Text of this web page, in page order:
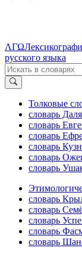
ΛΓΩ
русского языка
Толковые
словарь Даля
словарь
словарь
словарь
словарь
словарь
словарь
словарь
словарь
словарь
словарь